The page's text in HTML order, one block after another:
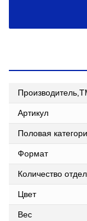
Артикул
Половая
Формат
Количество
Цвет
Вес